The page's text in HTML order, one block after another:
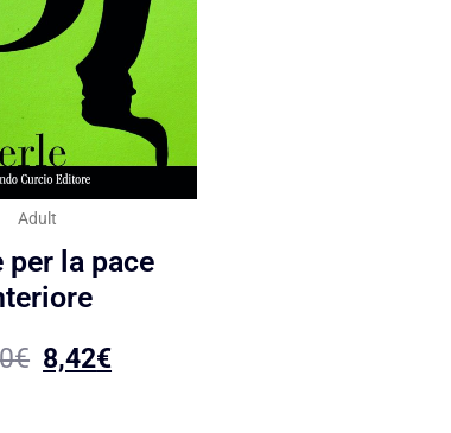
Adult
la pace
€ 8,42€